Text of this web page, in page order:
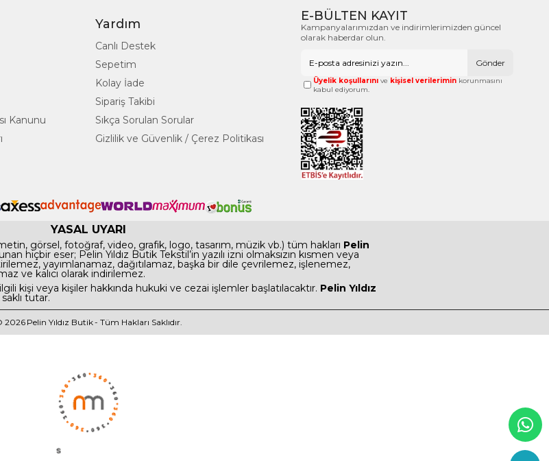
Kanunu
Yardım
Canlı Destek
Sepetim
Kolay İade
Sipariş Takibi
Sıkça Sorulan Sorular
Gizlilik ve Güvenlik / Çerez Politikası
E-BÜLTEN KAYIT
Kampanyalarımızdan ve indirimlerimizden güncel
olarak haberdar olun.
Gönder
Üyelik koşullarınıve kişisel verileriminkorunmasını
kabul ediyorum.
YASAL UYARI
görsel, fotoğraf, video, grafik, logo, tasarım, müzik vb.) tüm hakları Pelin
hiçbir eser; Pelin Yıldız Butik Tekstil’in yazılı izni olmaksızın kısmen veya
yayımlanamaz, dağıtılamaz, başka bir dile çevrilemez, işlenemez,
ve kalıcı olarak indirilemez.
kişi veya kişiler hakkında hukuki ve cezai işlemler başlatılacaktır. Pelin Yıldız
tutar.
2026 Pelin Yıldız Butik- Tüm Hakları Saklıdır.